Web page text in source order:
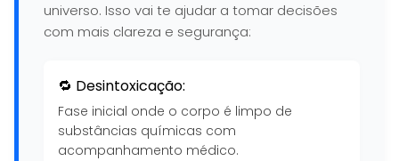
universo. Isso vai te ajudar a tomar decisões
com mais clareza e segurança:
🔁 Desintoxicação:
Fase inicial onde o corpo é limpo de
substâncias químicas com
acompanhamento médico.